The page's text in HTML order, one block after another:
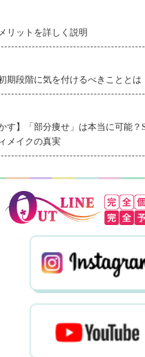
リットを詳しく説明
期段階に気を付けるべきこととは
す】「部分痩せ」は本当に可能
メイクの真実